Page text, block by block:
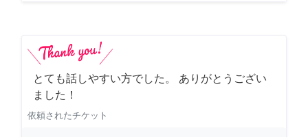
とても話しやすい方でした。 ありがとうござい
ました！
依頼されたチケット